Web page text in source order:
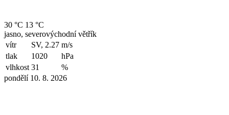
30 °C 13 °C
jasno, severovýchodní větřík
vítr
SV, 2.27 m/s
tlak
1020
hPa
vlhkost 31
%
pondělí 10. 8. 2026